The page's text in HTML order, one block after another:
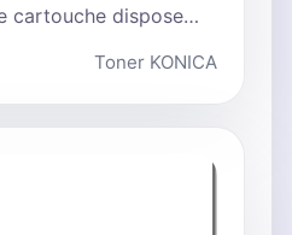
cartouche dispose…
Toner KONICA